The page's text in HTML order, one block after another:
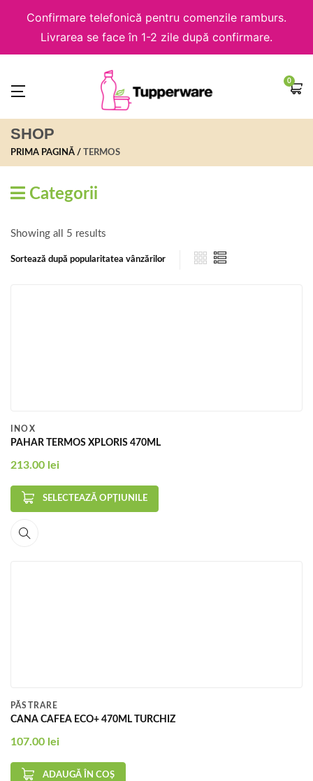
Confirmare telefonică pentru comenzile ramburs.
Livrarea se face în 1-2 zile după confirmare.
0
SHOP
PRIMA PAGINĂ TERMOS
Categorii
Showing all 5 results
INOX
PAHAR TERMOS XPLORIS 470ML
213.00 lei
SELECTEAZĂ OPȚIUNILE
PĂSTRARE
CANA CAFEA ECO+ 470ML TURCHIZ
107.00 lei
ADAUGĂ ÎN COȘ